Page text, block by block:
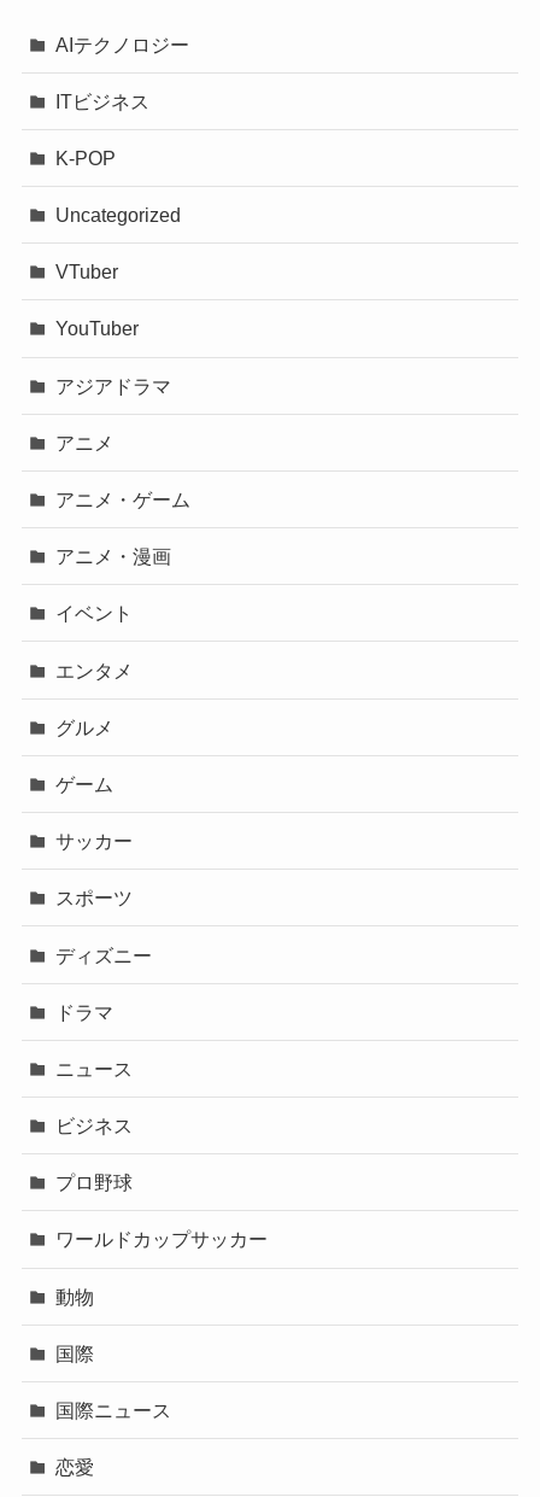
AIテクノロジー
ITビジネス
K-POP
Uncategorized
VTuber
YouTuber
アジアドラマ
アニメ
アニメ・ゲーム
アニメ・漫画
イベント
エンタメ
グルメ
ゲーム
サッカー
スポーツ
ディズニー
ドラマ
ニュース
ビジネス
プロ野球
ワールドカップサッカー
動物
国際
国際ニュース
恋愛